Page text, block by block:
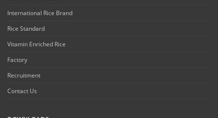
International Rice Brand
Rice Standard
Vitamin Enriched Rice
Factory
Recruitment
Contact Us